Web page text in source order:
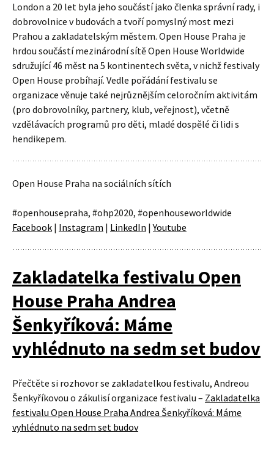
London a 20 let byla jeho součástí jako členka správní rady, i
dobrovolnice v budovách a tvoří pomyslný most mezi
Prahou a zakladatelským městem. Open House Praha je
hrdou součástí mezinárodní sítě Open House Worldwide
sdružující 46 měst na 5 kontinentech světa, v nichž festivaly
Open House probíhají. Vedle pořádání festivalu se
organizace věnuje také nejrůznějším celoročním aktivitám
(pro dobrovolníky, partnery, klub, veřejnost), včetně
vzdělávacích programů pro děti, mladé dospělé či lidi s
hendikepem.
Open House Praha na sociálních sítích
#openhousepraha, #ohp2020, #openhouseworldwide
Facebook | Instagram | LinkedIn |Youtube
Zakladatelka festivalu Open
House Praha Andrea
Šenkyříková: Máme
vyhlédnuto na sedm set budov
Přečtěte si rozhovor se zakladatelkou festivalu, Andreou
Šenkyříkovou o zákulisí organizace festivalu – Zakladatelka
festivalu Open House Praha Andrea Šenkyříková: Máme
vyhlédnuto na sedm set budov